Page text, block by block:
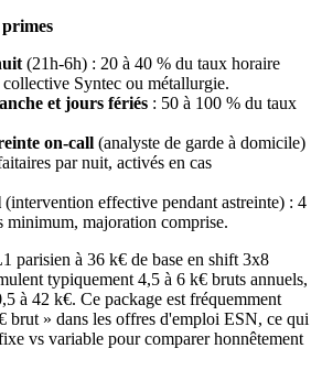
(21h-6h) : 20 à 40 % du taux horaire
Syntec ou métallurgie.
et jours fériés : 50 à 100 % du taux
on-call (analyste de garde à domicile)
par nuit, activés en cas
(intervention effective pendant astreinte) : 4
minimum, majoration comprise.
parisien à 36 k€ de base en shift 3x8
typiquement 4,5 à 6 k€ bruts annuels,
à 42 k€. Ce package est fréquemment
brut » dans les offres d'emploi ESN, ce qui
vs variable pour comparer honnêtement